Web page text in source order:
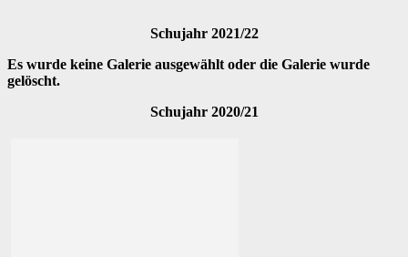
Schujahr 2021/22
Es wurde keine Galerie ausgewählt oder die Galerie wurde
gelöscht.
Schujahr 2020/21